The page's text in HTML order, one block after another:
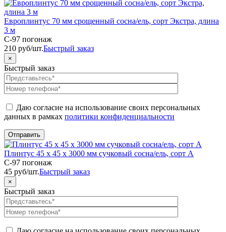
Европлинтус 70 мм срощенный сосна/ель, сорт Экстра, длина
3 м
C-97 погонаж
210 руб/шт.Быстрый заказ
×
Быстрый заказ
Даю согласие на использование своих персональных
данных в рамках политики конфиденциальности
Плинтус 45 х 45 х 3000 мм сучковый сосна/ель, сорт А
C-97 погонаж
45 руб/шт.Быстрый заказ
×
Быстрый заказ